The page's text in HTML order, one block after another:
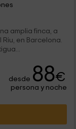
amplia finca, a
en Barcelona.
desde 88€
persona y noche